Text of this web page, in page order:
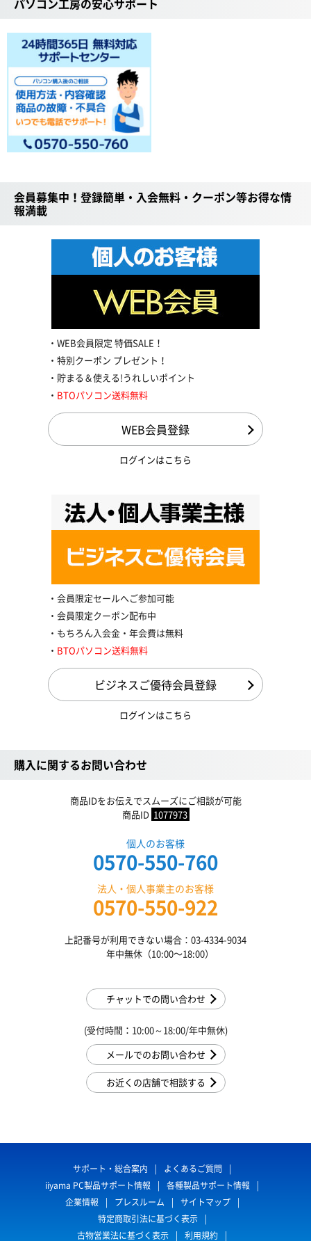
会員募集中！登録簡単・入会無料・クーポン等お得な情
報満載
WEB会員限定 特価SALE！
特別クーポン プレゼント！
貯まる＆使える!うれしいポイント
BTOパソコン送料無料
WEB会員登録
ログインはこちら
会員限定セールへご参加可能
会員限定クーポン配布中
もちろん入会金・年会費は無料
BTOパソコン送料無料
ビジネスご優待会員登録
ログインはこちら
購入に関するお問い合わせ
商品IDをお伝えでスムーズにご相談が可能
商品ID 1077973
個人のお客様
0570-550-760
法人・個人事業主のお客様
0570-550-922
上記番号が利用できない場合：03-4334-9034
年中無休（10:00〜18:00）
チャットでの問い合わせ
(受付時間：10:00～18:00/年中無休)
メールでのお問い合わせ
お近くの店舗で相談する
サポート・総合案内
よくあるご質問
iiyama PC製品サポート情報
各種製品サポート情報
企業情報
プレスルーム
サイトマップ
特定商取引法に基づく表示
古物営業法に基づく表示
利用規約